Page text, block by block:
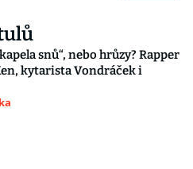
snů“, nebo hrůzy? Rapper
kytarista Vondráček i